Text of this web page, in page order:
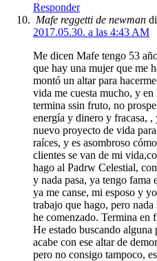
Responder
Mafe reggetti de newman
2017.05.30. a las 4:43 AM
Me dicen Mafe tengo 53
que hay una mujer que me
montó un altar para
vida me cuesta mucho, y
termina ssin fruto, no
energía y dinero y fracasa, ,
nuevo proyecto de vida
raíces, y es asombroso
clientes se van de mi
hago al Padrw Celestial,
y nada pasa, ya tengo
ya me canse, mi esposo y
trabajo que hago, pero
he comenzado. Termina en
He estado buscando
acabe con ese altar de
pero no consigo tampoco,